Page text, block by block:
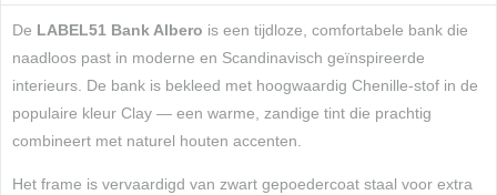
De LABEL51 Bank Albero is een tijdloze, comfortabele bank die
naadloos past in moderne en Scandinavisch geïnspireerde
interieurs. De bank is bekleed met hoogwaardig Chenille-stof in de
populaire kleur Clay — een warme, zandige tint die prachtig
combineert met naturel houten accenten.
Het frame is vervaardigd van zwart gepoedercoat staal voor extra